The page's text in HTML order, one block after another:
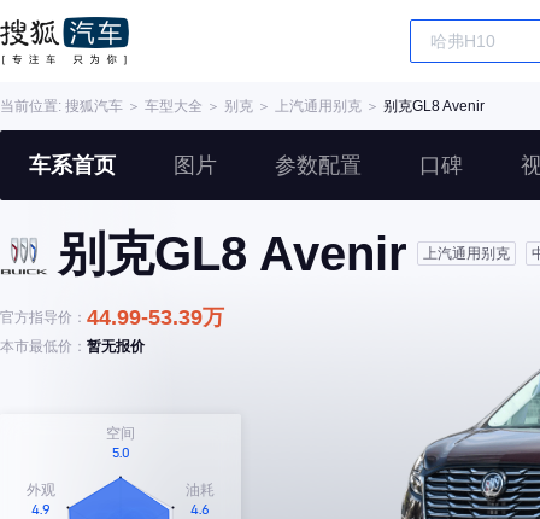
当前位置: 搜狐汽车 ＞ 车型大全 ＞ 别克 ＞ 上汽通用别克 ＞ 别克GL8 Avenir
车系首页 图片 参数配置 口碑
别克GL8 Avenir 上汽通用别克
官方指导价： 44.99-53.39万
本市最低价： 暂无报价